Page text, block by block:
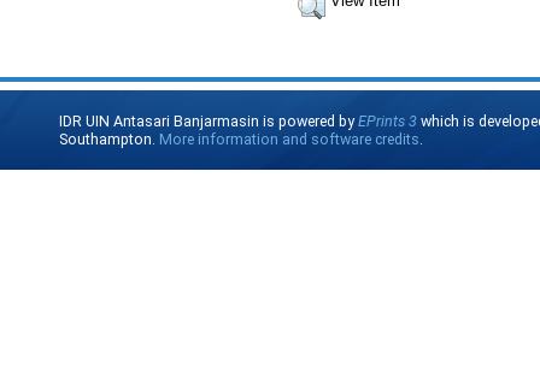
IDR UIN Antasari Banjarmasin is powered byEPrints 3 which is
Southampton. More information and software credits.